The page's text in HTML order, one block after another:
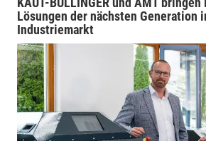
Lösungen der nächsten Generation
Industriemarkt